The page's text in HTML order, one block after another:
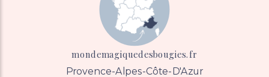
mondemagiquedesbougies.fr
Provence-Alpes-Côte-D'Azur